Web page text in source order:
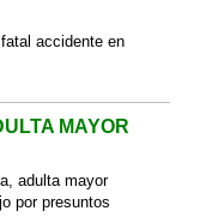
accidente en
MAYOR
adulta mayor
por presuntos